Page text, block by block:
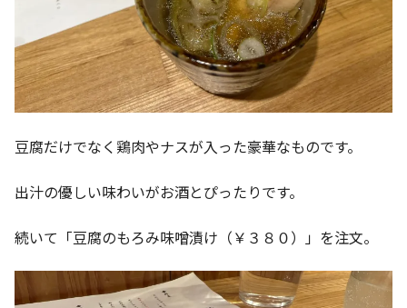
豆腐だけでなく鶏肉やナスが入った豪華なものです。
出汁の優しい味わいがお酒とぴったりです。
続いて「豆腐のもろみ味噌漬け（￥３８０）」を注文。